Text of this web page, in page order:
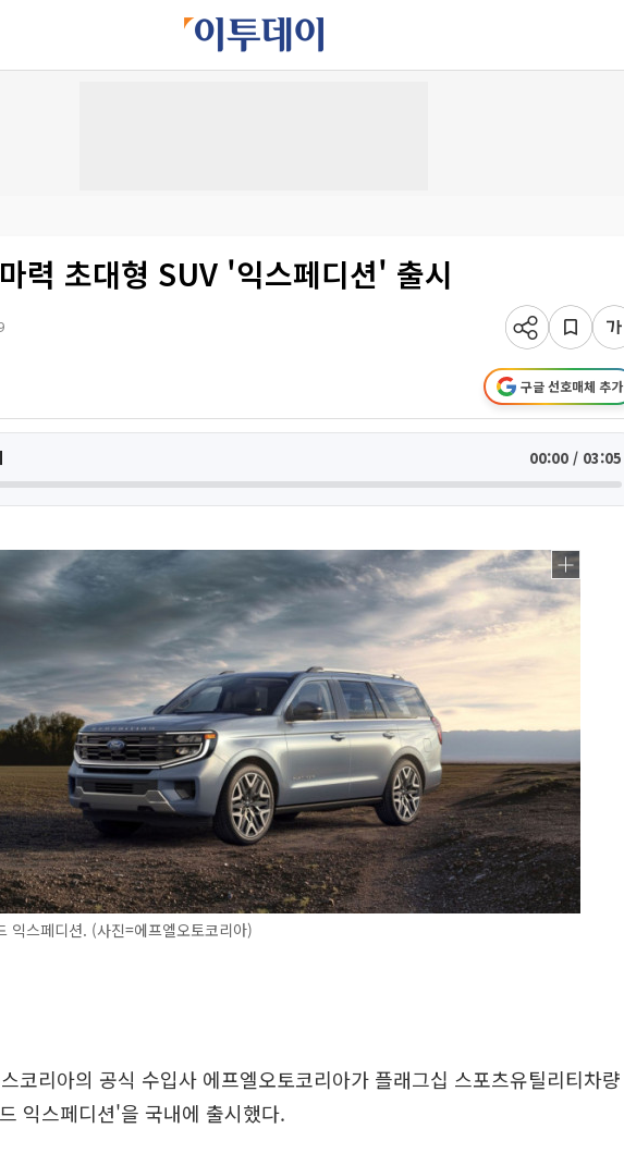
력 초대형 SUV '익스페디션' 출시
구글 선호매체 추가
00:00 / 03:05
익스페디션. (사진=에프엘오토코리아)
코리아의 공식 수입사 에프엘오토코리아가 플래그십 스포츠유틸리티차량
익스페디션'을 국내에 출시했다.